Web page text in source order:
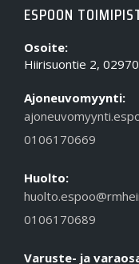
ESPOON
Osoite:
Hiirisuontie 2,
Ajoneuvomyynti:
0106170669
Huolto:
0106170689
Varuste- ja